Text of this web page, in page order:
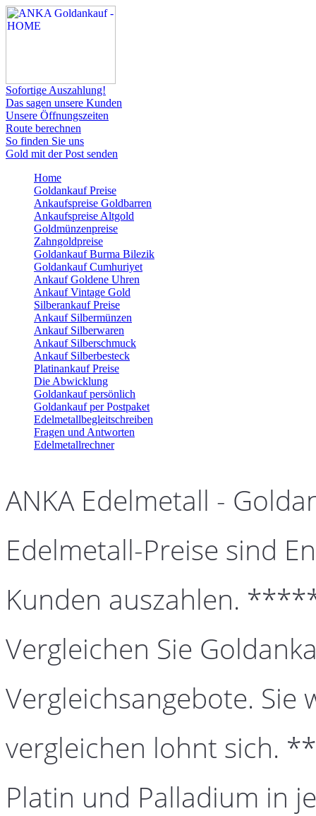
Sofortige Auszahlung!
Das sagen unsere Kunden
Unsere Öffnungszeiten
Route berechnen
So finden Sie uns
Gold mit der Post senden
Home
Goldankauf Preise
Ankaufspreise Goldbarren
Ankaufspreise Altgold
Goldmünzenpreise
Zahngoldpreise
Goldankauf Burma Bilezik
Goldankauf Cumhuriyet
Ankauf Goldene Uhren
Ankauf Vintage Gold
Silberankauf Preise
Ankauf Silbermünzen
Ankauf Silberwaren
Ankauf Silberschmuck
Ankauf Silberbesteck
Platinankauf Preise
Die Abwicklung
Goldankauf persönlich
Goldankauf per Postpaket
Edelmetallbegleitschreiben
Fragen und Antworten
Edelmetallrechner
ANKA Edelmetall -
Edelmetall-Preise sind
Kunden auszahlen.
Vergleichen Sie
Vergleichsangebote. Sie
vergleichen lohnt sich.
Platin und Palladium in